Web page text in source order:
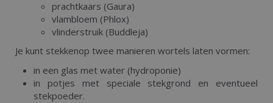
prachtkaars (Gaura)
vlambloem (Phlox)
vlinderstruik (Buddleja)
Je kunt stekkenop twee manieren wortels laten vormen:
in een glas met water (hydroponie)
in potjes met speciale stekgrond en eventueel
stekpoeder.